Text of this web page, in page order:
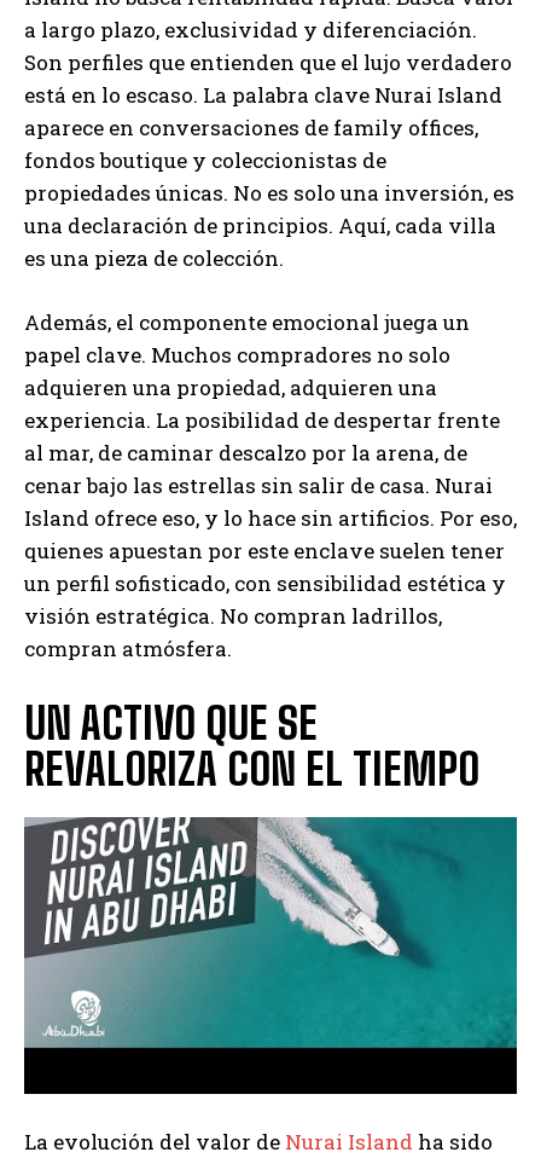
a largo plazo, exclusividad y diferenciación.
Son perfiles que entienden que el lujo verdadero
está en lo escaso. La palabra clave Nurai Island
aparece en conversaciones de family offices,
fondos boutique y coleccionistas de
propiedades únicas. No es solo una inversión, es
una declaración de principios. Aquí, cada villa
es una pieza de colección.
Además, el componente emocional juega un
papel clave. Muchos compradores no solo
adquieren una propiedad, adquieren una
experiencia. La posibilidad de despertar frente
al mar, de caminar descalzo por la arena, de
cenar bajo las estrellas sin salir de casa. Nurai
Island ofrece eso, y lo hace sin artificios. Por eso,
quienes apuestan por este enclave suelen tener
un perfil sofisticado, con sensibilidad estética y
visión estratégica. No compran ladrillos,
compran atmósfera.
UN ACTIVO QUE SE
REVALORIZA CON EL TIEMPO
La evolución del valor de Nurai Island ha sido